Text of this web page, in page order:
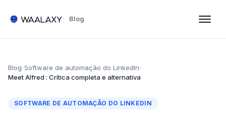
Blog
Blog›Software de automação do LinkedIn›
Meet Alfred : Crítica completa e alternativa
SOFTWARE DE AUTOMAÇÃO DO LINKEDIN